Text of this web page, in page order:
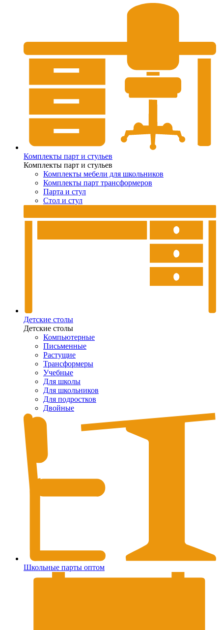
Комплекты парт и стульев
Комплекты парт и стульев
Комплекты мебели для школьников
Комплекты парт трансформеров
Парта и стул
Стол и стул
Детские столы
Детские столы
Компьютерные
Письменные
Растущие
Трансформеры
Учебные
Для школы
Для школьников
Для подростков
Двойные
Школьные парты оптом